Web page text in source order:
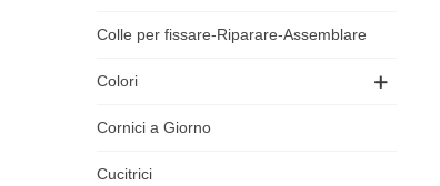
Colle per fissare-Riparare-Assemblare
Colori
Cornici a Giorno
Cucitrici